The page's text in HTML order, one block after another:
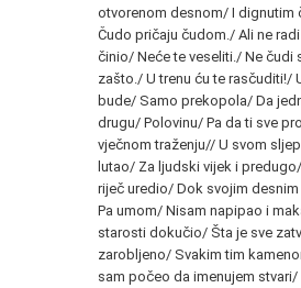
otvorenom desnom/ I dignutim
Čudo pričaju čudom./ Ali ne
činio/ Neće te veseliti./ Ne čudi
zašto./ U trenu ću te rasčuditi!/
bude/ Samo prekopola/ Da
drugu/ Polovinu/ Pa da ti sve
vječnom traženju// U svom
lutao/ Za ljudski vijek i
riječ uredio/ Dok svojim
Pa umom/ Nisam napipao i
starosti dokučio/ Šta je sve
zarobljeno/ Svakim tim
sam počeo da imenujem